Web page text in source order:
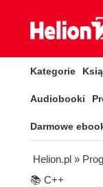
Kategorie
Audiobooki
Darmowe
Helion.pl »
📚 C++